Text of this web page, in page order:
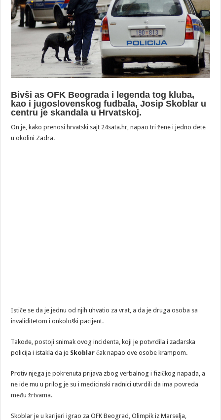
Bivši as OFK Beograda i legenda tog kluba,
kao i jugoslovenskog fudbala, Josip Skoblar u
centru je skandala u Hrvatskoj.
On je, kako prenosi hrvatski sajt 24sata.hr, napao tri žene i jedno dete
u okolini Zadra.
Ističe se da je jednu od njih uhvatio za vrat, a da je druga osoba sa
invaliditetom i onkološki pacijent.
Takođe, postoji snimak ovog incidenta, koji je potvrdila i zadarska
policija i istakla da je Skoblarčak napao ove osobe krampom.
Protiv njega je pokrenuta prijava zbog verbalnog i fizičkog napada, a
ne ide mu u prilog je su i medicinski radnici utvrdili da ima povreda
među žrtvama.
Skoblar je u karijeri igrao za OFK Beograd, Olimpik iz Marselja,